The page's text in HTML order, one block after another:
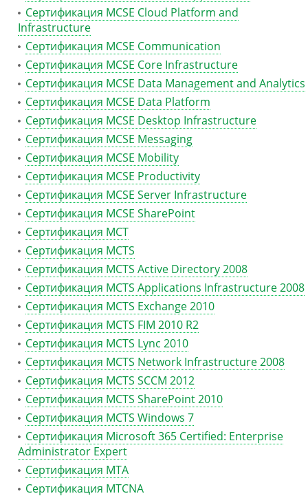
Сертификация MCSE Cloud Platform and
Infrastructure
Сертификация MCSE Communication
Сертификация MCSE Core Infrastructure
Сертификация MCSE Data Management and Analytics
Сертификация MCSE Data Platform
Сертификация MCSE Desktop Infrastructure
Сертификация MCSE Messaging
Сертификация MCSE Mobility
Сертификация MCSE Productivity
Сертификация MCSE Server Infrastructure
Сертификация MCSE SharePoint
Сертификация MCT
Сертификация MCTS
Сертификация MCTS Active Directory 2008
Сертификация MCTS Applications Infrastructure 2008
Сертификация MCTS Exchange 2010
Сертификация MCTS FIM 2010 R2
Сертификация MCTS Lync 2010
Сертификация MCTS Network Infrastructure 2008
Сертификация MCTS SCCM 2012
Сертификация MCTS SharePoint 2010
Сертификация MCTS Windows 7
Сертификация Microsoft 365 Certified: Enterprise
Administrator Expert
Сертификация MTA
Сертификация MTCNA